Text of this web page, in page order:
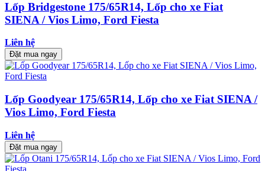
Lốp Bridgestone 175/65R14, Lốp cho xe Fiat
SIENA / Vios Limo, Ford Fiesta
Liên hệ
Đặt mua ngay
Lốp Goodyear 175/65R14, Lốp cho xe Fiat SIENA /
Vios Limo, Ford Fiesta
Liên hệ
Đặt mua ngay